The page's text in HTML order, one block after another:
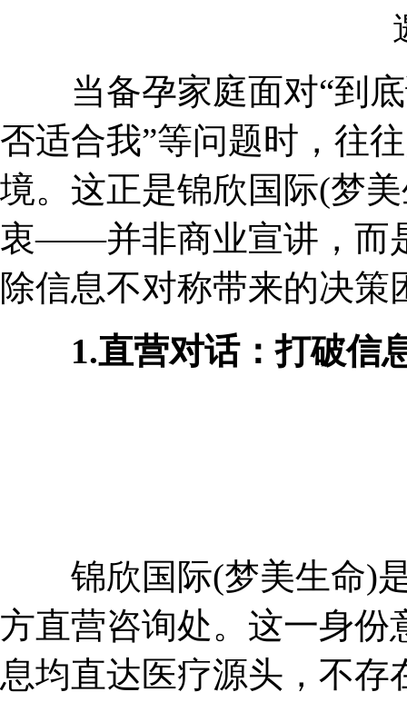
当备孕家庭面对“到底
否适合我”等问题时，往
境。这正是锦欣国际(梦
衷——并非商业宣讲，而
除信息不对称带来的决策
1.直营对话：打破信
锦欣国际(梦美生命)是
方直营咨询处。这一身份
息均直达医疗源头，不